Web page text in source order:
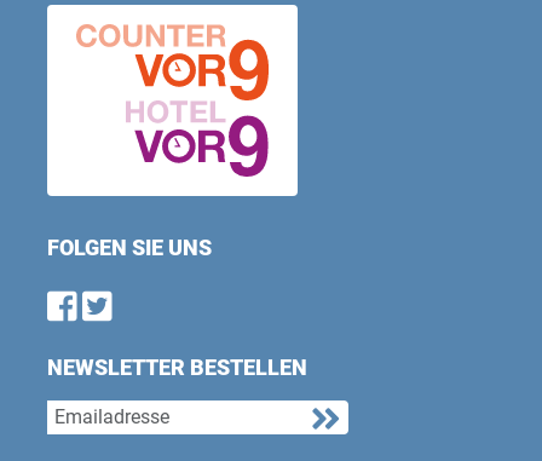
FOLGEN SIE UNS
Find us on Facebook
Follow us on Twitter
NEWSLETTER BESTELLEN